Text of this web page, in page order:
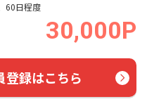
60日程度
30,000P
登録はこちら